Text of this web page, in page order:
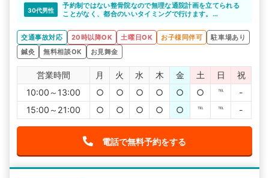
30代男性
予約制ではない整骨院なので無理な通院計画を立てられる
ことがなく、都合のいいタイミングで行けます。
交通事故対応
20時以降OK 土曜日OK お子様同伴可
駐車場あり
鍼灸
無料相談OK お見舞金
営業時間 月 火 水 木 金 土 日
祝
10:00～13:00
○ ○ ○ ○ ○ ○ ℡
-
15:00～21:00
○ ○ ○ ○ ○ ℡ ℡ -
電話で無料予約をする